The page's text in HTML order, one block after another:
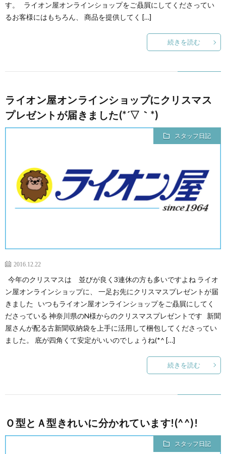
す。 ライオン屋オンラインショップをご贔屓にしてくださってい
るお客様にはもちろん、 商品を提供してく […]
続きを読む
ライオン屋オンラインショップにクリスマス
プレゼントが届きました(*´▽｀*)
スタッフ日記
2016.12.22
今年のクリスマスは 並びが良く3連休の方も多いですよね ライオ
ン屋オンラインショップに、 一足お先にクリスマスプレゼントが届
きました いつもライオン屋オンラインショップをご贔屓にしてく
ださっている 神奈川県のN様からのクリスマスプレゼントです 新聞
屋さんが配る古新聞収納袋を上手に活用して梱包してくださってい
ました。 底が四角くて安定がいいのでしょうね(*^ […]
続きを読む
Ｏ型とＡ型きれいに分かれています!(^^)!
スタッフ日記